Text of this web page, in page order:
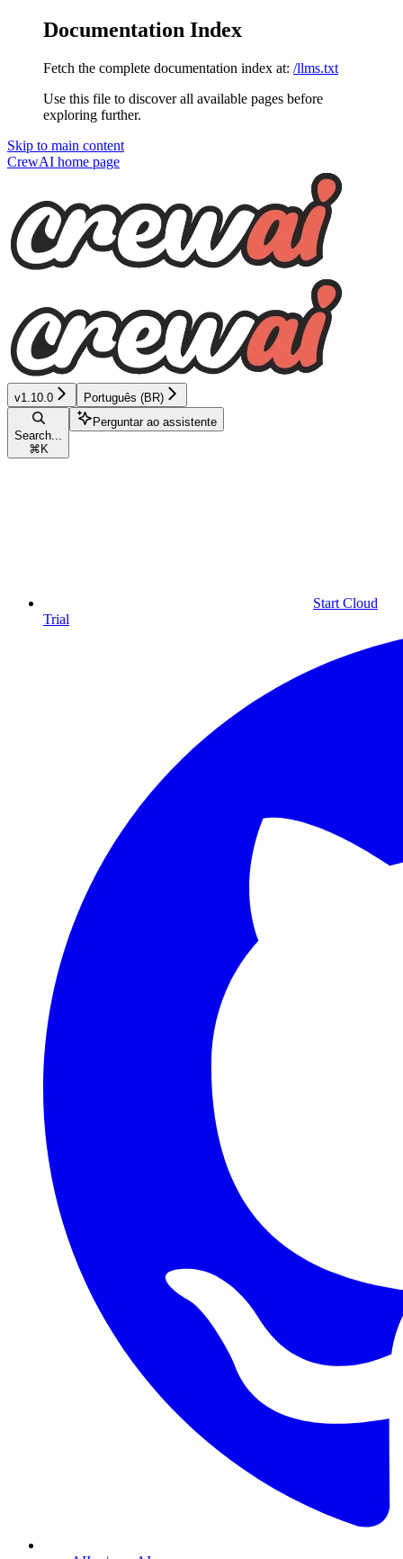
Documentation Index
Fetch the complete documentation index at: /llms.txt
Use this file to discover all available pages before
exploring further.
Skip to main content
CrewAI home page
v1.10.0 Português (BR)
Search...
⌘ K
Perguntar ao assistente
Start Cloud
Trial